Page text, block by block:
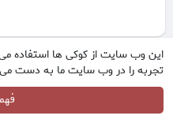
این وب سایت از کوکی ها استفاده
تجربه را در وب سایت ما به دست می